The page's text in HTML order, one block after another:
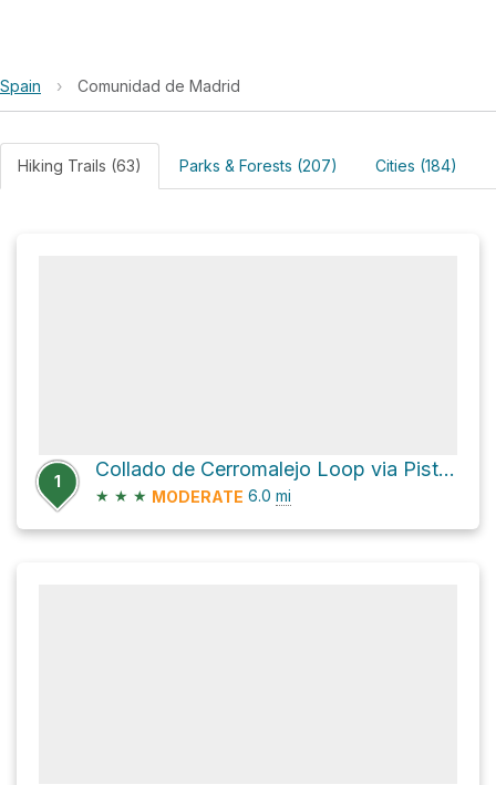
Spain › Comunidad de Madrid
Hiking Trails (63) Parks & Forests (207) Cities (184)
1
Collado de Cerromalejo Loop via Pista forestal de la Calle Alta
★ ★ ★ MODERATE 6.0 mi